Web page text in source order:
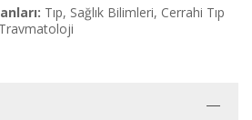
Tıp, Sağlık Bilimleri, Cerrahi Tıp